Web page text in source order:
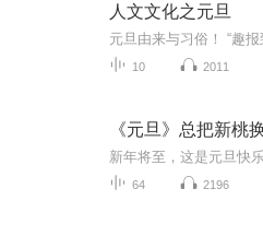
人文文化之元旦
10 2011
《元旦》总把新桃
新年将至，这是元旦快
64 2196